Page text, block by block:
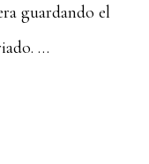
guardando el
…